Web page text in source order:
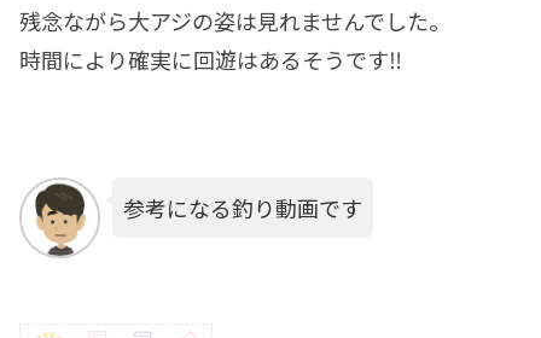
残念ながら大アジの姿は見れませんでした。
時間により確実に回遊はあるそうです‼️
参考になる釣り動画です